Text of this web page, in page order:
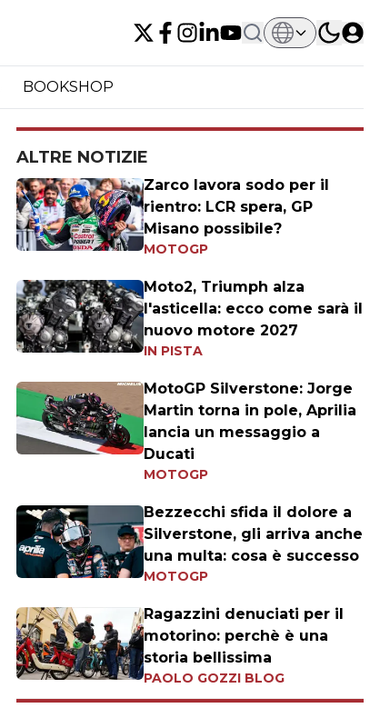
BOOKSHOP
ALTRE NOTIZIE
Zarco lavora sodo per il
rientro: LCR spera, GP
Misano possibile?
MOTOGP
Moto2, Triumph alza
l'asticella: ecco come sarà il
nuovo motore 2027
IN PISTA
MotoGP Silverstone: Jorge
Martin torna in pole, Aprilia
lancia un messaggio a
Ducati
MOTOGP
Bezzecchi sfida il dolore a
Silverstone, gli arriva anche
una multa: cosa è successo
MOTOGP
Ragazzini denuciati per il
motorino: perchè è una
storia bellissima
PAOLO GOZZI BLOG